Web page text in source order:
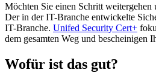
Möchten Sie einen Schritt
Der in der IT-Branche entwickelte
IT-Branche. Unifed Security Cert+
dem gesamten Weg und bescheinigen
Wofür ist das gut?